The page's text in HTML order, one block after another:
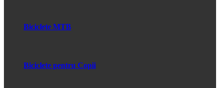
Biciclete MTB
Biciclete pentru Copii